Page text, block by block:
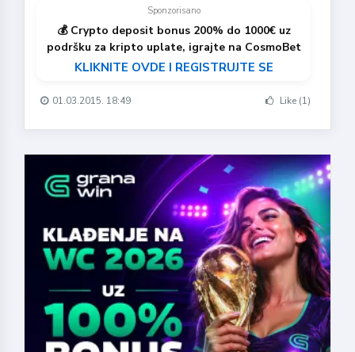
Sponzorisano
💰 Crypto deposit bonus 200% do 1000€ uz
podršku za kripto uplate, igrajte na CosmoBet
KLIKNITE OVDE I REGISTRUJTE SE
01.03.2015. 18:49 Like (1)